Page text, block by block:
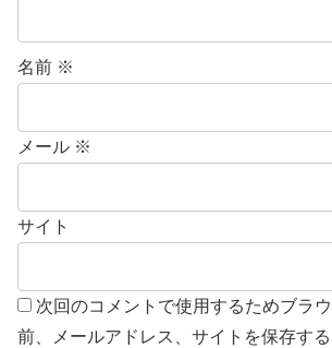
名前 ※
メール ※
サイト
次回のコメントで使用するためブラ
前、メールアドレス、サイトを保存する